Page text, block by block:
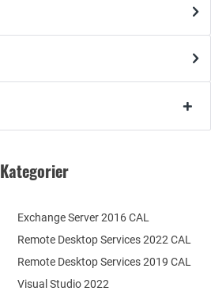
Kategorier
Remote Desktop Services 2022 CAL
Remote Desktop Services 2019 CAL
Exchange Server 2016 CAL
Visual Studio 2022